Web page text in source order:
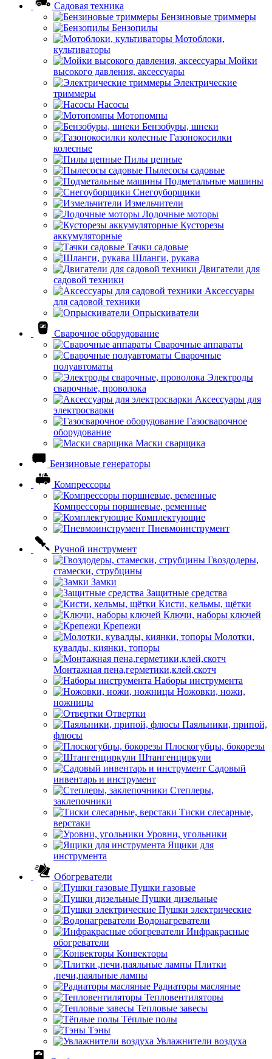
Садовая техника
Бензиновые триммеры
Бензопилы
Мотоблоки,
культиваторы
Мойки
высокого давления, аксессуары
Электрические
триммеры
Насосы
Мотопомпы
Бензобуры, шнеки
Газонокосилки
колесные
Пилы цепные
Пылесосы садовые
Подметальные машины
Снегоуборщики
Измельчители
Лодочные моторы
Кусторезы
аккумуляторные
Тачки садовые
Шланги, рукава
Двигатели для
садовой техники
Аксессуары
для садовой техники
Опрыскиватели
Сварочное оборудование
Сварочные аппараты
Сварочные
полуавтоматы
Электроды
сварочные, проволока
Аксессуары для
электросварки
Газосварочное
оборудование
Маски сварщика
Бензиновые генераторы
Компрессоры
Компрессоры поршневые, ременные
Комплектующие
Пневмоинструмент
Ручной инструмент
Гвоздодеры,
стамески, струбцины
Замки
Защитные средства
Кисти, кельмы, щётки
Ключи, наборы ключей
Крепежи
Молотки,
кувалды, киянки, топоры
Монтажная пена,герметики,клей,скотч
Наборы инструмента
Ножовки, ножи,
ножницы
Отвертки
Паяльники, припой,
флюсы
Плоскогубцы, бокорезы
Штангенциркули
Садовый
инвентарь и инструмент
Степлеры,
заклепочники
Тиски слесарные,
верстаки
Уровни, угольники
Ящики для
инструмента
Обогреватели
Пушки газовые
Пушки дизельные
Пушки электрические
Водонагреватели
Инфракрасные
обогреватели
Конвекторы
Плитки
,печи,паяльные лампы
Радиаторы масляные
Тепловентиляторы
Тепловые завесы
Тёплые полы
Тэны
Увлажнители воздуха